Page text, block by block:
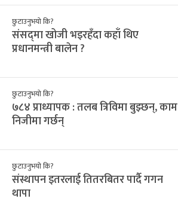
छुटाउनुभयो कि?
संसद्‌मा खोजी भइरहँदा कहाँ थिए
प्रधानमन्त्री बालेन ?
छुटाउनुभयो कि?
७८४ प्राध्यापक : तलब त्रिविमा बुझ्छन्, काम
निजीमा गर्छन्
छुटाउनुभयो कि?
संस्थापन इतरलाई तितरबितर पार्दै गगन
थापा